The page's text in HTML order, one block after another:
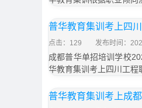
普华教育集训考上四
点击：129 发布时间：
成都普华单招培训学校
华教育集训考上四川工程
普华教育集训考上成